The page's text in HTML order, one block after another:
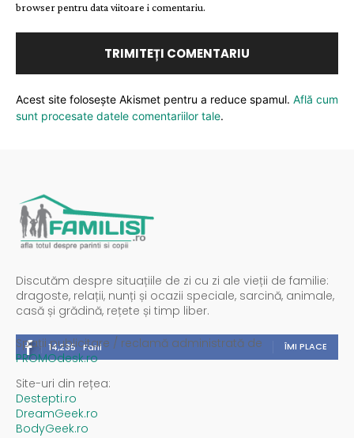
browser pentru data viitoare i comentariu.
Acest site folosește Akismet pentru a reduce spamul. Află cum
sunt procesate datele comentariilor tale.
Discutăm despre situațiile de zi cu zi ale vieții de familie:
dragoste, relații, nunți și ocazii speciale, sarcină, animale,
casă și grădină, rețete și timp liber.
14,235 Fani ÎMI PLACE
Spații publicitare / reclamă administrată de
PROMOdesk.ro
Site-uri din rețea:
Destepti.ro
DreamGeek.ro
BodyGeek.ro